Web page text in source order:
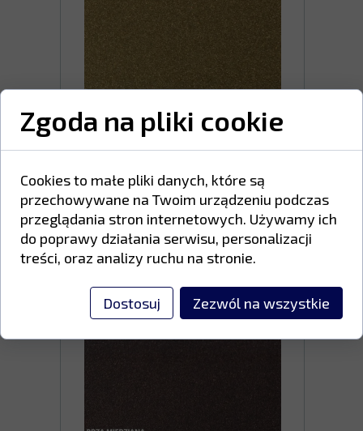
(25kg) gładka, półmat
CENA 1180,80 PLN brutto/ karton
25 kg
KUPUJĘ ›
Zgoda na pliki cookie
Cookies to małe pliki danych, które są
przechowywane na Twoim urządzeniu podczas
przeglądania stron internetowych. Używamy ich
do poprawy działania serwisu, personalizacji
treści, oraz analizy ruchu na stronie.
Dostosuj Zezwól na wszystkie